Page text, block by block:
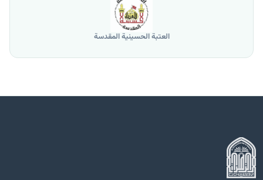
العتبة الحسينية المقدسة